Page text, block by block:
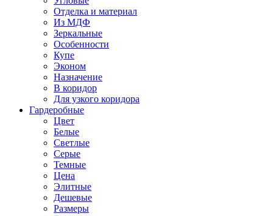
Отделка и материал
Из МДФ
Зеркальные
Особенности
Купе
Эконом
Назначение
В коридор
Для узкого коридора
Гардеробные
Цвет
Белые
Светлые
Серые
Темные
Цена
Элитные
Дешевые
Размеры